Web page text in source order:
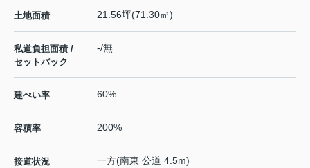
土地面積 21.56坪(71.30㎡)
私道負担面積 /
セットバック
-/無
建ぺい率 60%
容積率 200%
接道状況 一方(南東 公道 4.5m)